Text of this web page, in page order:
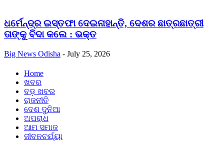
ଧର୍ମେନ୍ଦ୍ର ଇସ୍ତଫା ଦେଇନାହାନ୍ତି, ଦେଶର ଛାତ୍ରଛାତ୍ରୀ
ତାଙ୍କୁ ବିଦା କଲେ : ଭକ୍ତ
Big News Odisha - July 25, 2026
Home
ଖବର
ବଡ଼ ଖବର
ରାଜନୀତି
ଦେଶ ଦୁନିଆ
ଅପରାଧ
ଆମ ସମାଜ
ଜୀବନଚର୍ଯ୍ୟା